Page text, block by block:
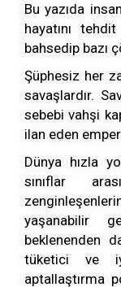
Bu yazıda
hayatını
bahsedip bazı
Şüphesiz her
savaşlardır.
sebebi vahşi
ilan eden
Dünya hızla
sınıflar
yaşanabilir
beklenenden
tüketici ve
aptallaştırma